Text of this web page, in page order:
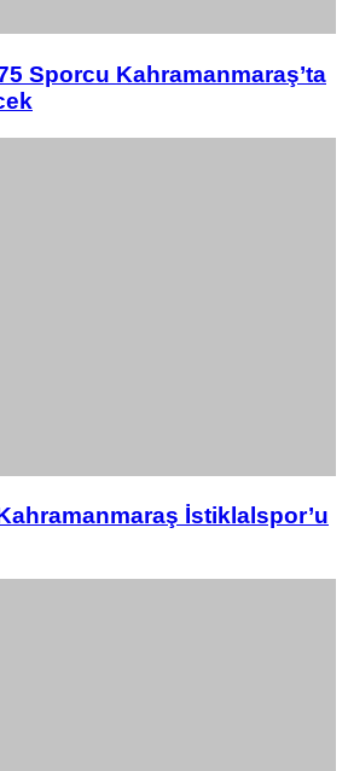
Sporcu Kahramanmaraş’ta
İstiklalspor’u